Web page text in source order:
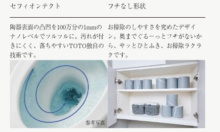
セフィオンテクト
陶器表面の凸凹を100万分の1mmの
ナノレベルでツルツルに。汚れが付
きにくく、落ちやすいTOTO独自の
技術です。
フチなし形状
お掃除のしやすさを究めたデザイ
ン。奥までぐるーっとフチがないか
ら、サッとひとふき、お掃除ラクラ
クです。
参考写真